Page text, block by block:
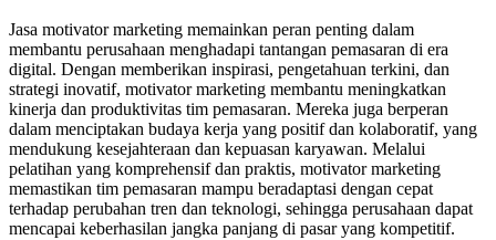
Jasa motivator marketing memainkan peran penting dalam
membantu perusahaan menghadapi tantangan pemasaran di era
digital. Dengan memberikan inspirasi, pengetahuan terkini, dan
strategi inovatif, motivator marketing membantu meningkatkan
kinerja dan produktivitas tim pemasaran. Mereka juga berperan
dalam menciptakan budaya kerja yang positif dan kolaboratif, yang
mendukung kesejahteraan dan kepuasan karyawan. Melalui
pelatihan yang komprehensif dan praktis, motivator marketing
memastikan tim pemasaran mampu beradaptasi dengan cepat
terhadap perubahan tren dan teknologi, sehingga perusahaan dapat
mencapai keberhasilan jangka panjang di pasar yang kompetitif.